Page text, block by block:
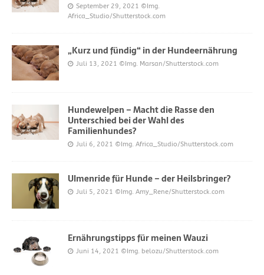
September 29, 2021 ©Img.
Africa_Studio/Shutterstock.com
„Kurz und fündig“ in der Hundeernährung
Juli 13, 2021 ©Img. Marsan/Shutterstock.com
Hundewelpen – Macht die Rasse den
Unterschied bei der Wahl des
Familienhundes?
Juli 6, 2021 ©Img. Africa_Studio/Shutterstock.com
Ulmenride für Hunde – der Heilsbringer?
Juli 5, 2021 ©Img. Amy_Rene/Shutterstock.com
Ernährungstipps für meinen Wauzi
Juni 14, 2021 ©Img. belozu/Shutterstock.com